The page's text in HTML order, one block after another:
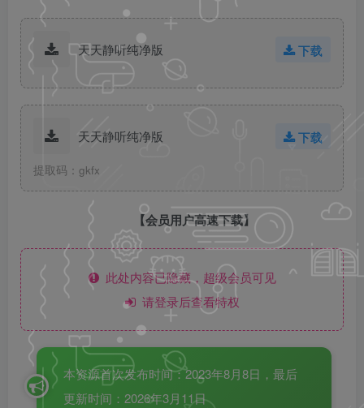
天天静听纯净版 下载
天天静听纯净版 下载
提取码：gkfx
【会员用户高速下载】
此处内容已隐藏，超级会员可见
请登录后查看特权
本资源首次发布时间：2023年8月8日，最后
更新时间：2026年3月11日